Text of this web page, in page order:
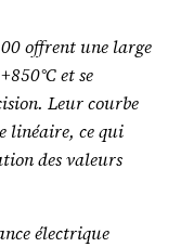
offrent une large
et se
Leur courbe
linéaire, ce qui
des valeurs
électrique